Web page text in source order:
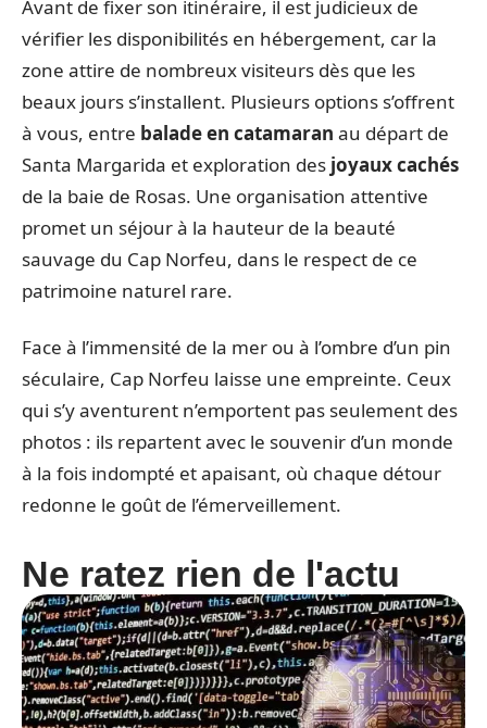
Avant de fixer son itinéraire, il est judicieux de
vérifier les disponibilités en hébergement, car la
zone attire de nombreux visiteurs dès que les
beaux jours s’installent. Plusieurs options s’offrent
à vous, entre balade en catamaran au départ de
Santa Margarida et exploration des joyaux cachés
de la baie de Rosas. Une organisation attentive
promet un séjour à la hauteur de la beauté
sauvage du Cap Norfeu, dans le respect de ce
patrimoine naturel rare.
Face à l’immensité de la mer ou à l’ombre d’un pin
séculaire, Cap Norfeu laisse une empreinte. Ceux
qui s’y aventurent n’emportent pas seulement des
photos : ils repartent avec le souvenir d’un monde
à la fois indompté et apaisant, où chaque détour
redonne le goût de l’émerveillement.
Ne ratez rien de l'actu